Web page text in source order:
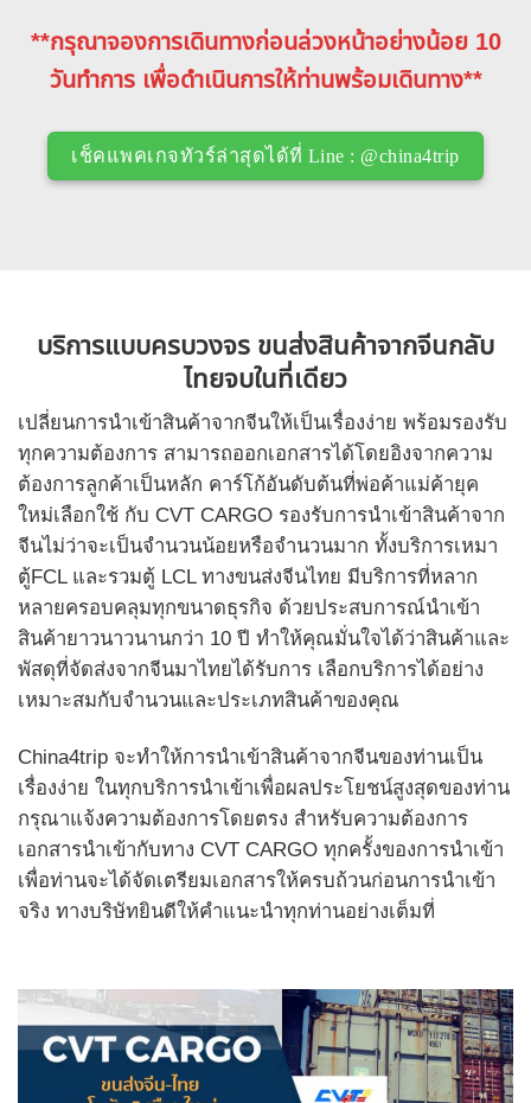
**กรุณาจองการเดินทางก่อนล่วงหน้าอย่างน้อย 10
วันทำการ เพื่อดำเนินการให้ท่านพร้อมเดินทาง**
เช็คแพคเกจทัวร์ล่าสุดได้ที่ Line : @china4trip
บริการแบบครบวงจร ขนส่งสินค้าจากจีนกลับ
ไทยจบในที่เดียว
เปลี่ยนการนำเข้าสินค้าจากจีนให้เป็นเรื่องง่าย พร้อมรองรับ
ทุกความต้องการ สามารถออกเอกสารได้โดยอิงจากความ
ต้องการลูกค้าเป็นหลัก คาร์โก้อันดับต้นที่พ่อค้าแม่ค้ายุค
ใหม่เลือกใช้ กับ CVT CARGO รองรับการนำเข้าสินค้าจาก
จีนไม่ว่าจะเป็นจำนวนน้อยหรือจำนวนมาก ทั้งบริการเหมา
ตู้FCL และรวมตู้ LCL ทางขนส่งจีนไทย มีบริการที่หลาก
หลายครอบคลุมทุกขนาดธุรกิจ ด้วยประสบการณ์นำเข้า
สินค้ายาวนาวนานกว่า 10 ปี ทำให้คุณมั่นใจได้ว่าสินค้าและ
พัสดุที่จัดส่งจากจีนมาไทยได้รับการ เลือกบริการได้อย่าง
เหมาะสมกับจำนวนและประเภทสินค้าของคุณ
China4trip จะทำให้การนำเข้าสินค้าจากจีนของท่านเป็น
เรื่องง่าย ในทุกบริการนำเข้าเพื่อผลประโยชน์สูงสุดของท่าน
กรุณาแจ้งความต้องการโดยตรง สำหรับความต้องการ
เอกสารนำเข้ากับทาง CVT CARGO ทุกครั้งของการนำเข้า
เพื่อท่านจะได้จัดเตรียมเอกสารให้ครบถ้วนก่อนการนำเข้า
จริง ทางบริษัทยินดีให้คำแนะนำทุกท่านอย่างเต็มที่